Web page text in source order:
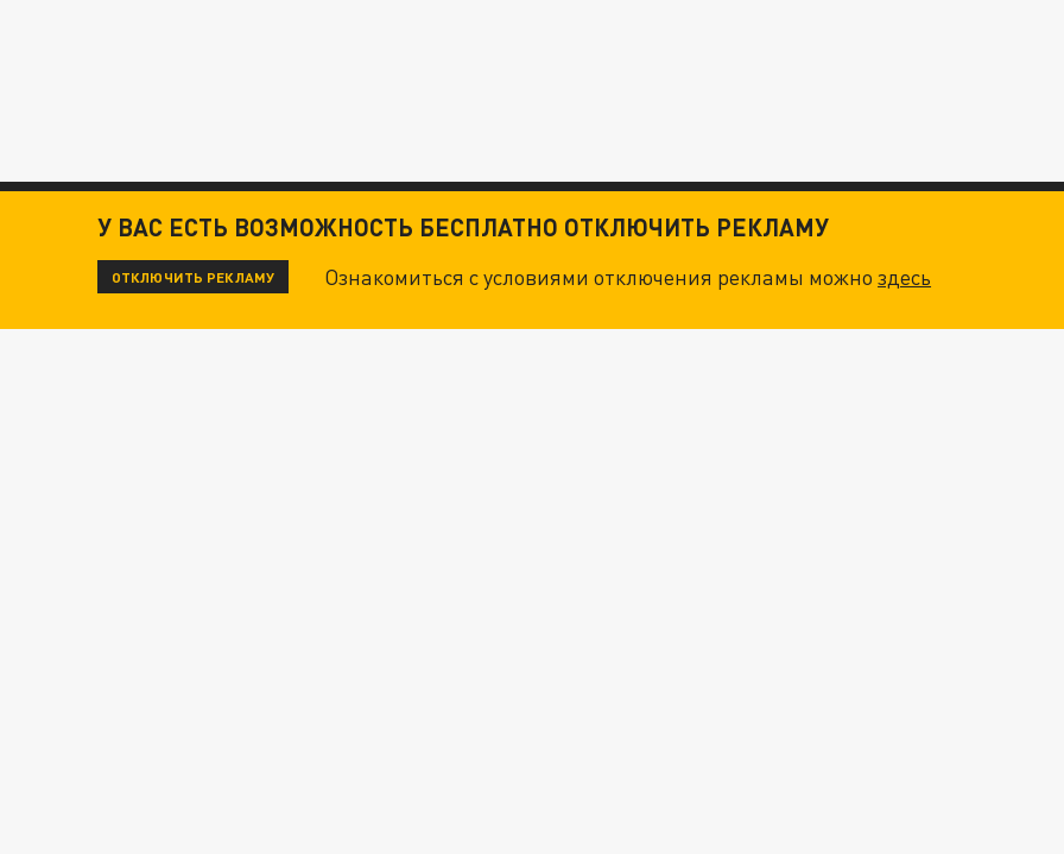
У ВАС ЕСТЬ ВОЗМОЖНОСТЬ БЕСПЛАТНО ОТКЛЮЧИТЬ РЕКЛАМУ
ОТКЛЮЧИТЬ РЕКЛАМУ Ознакомиться с условиями отключения рекламы можноздесь